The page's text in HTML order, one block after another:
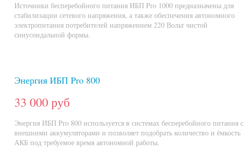
Источники бесперебойного питания ИБП Pro 1000 предназначены для
стабилизации сетевого напряжения, а также обеспечения автономного
электропитания потребителей напряжением 220 Вольт чистой
синусоидальной формы.
Энергия ИБП Pro 800
33 000 руб
Энергия ИБП Pro 800 используется в системах бесперебойного питания с
внешними аккумуляторами и позволяет подобрать количество и ёмкость
АКБ под требуемое время автономной работы.